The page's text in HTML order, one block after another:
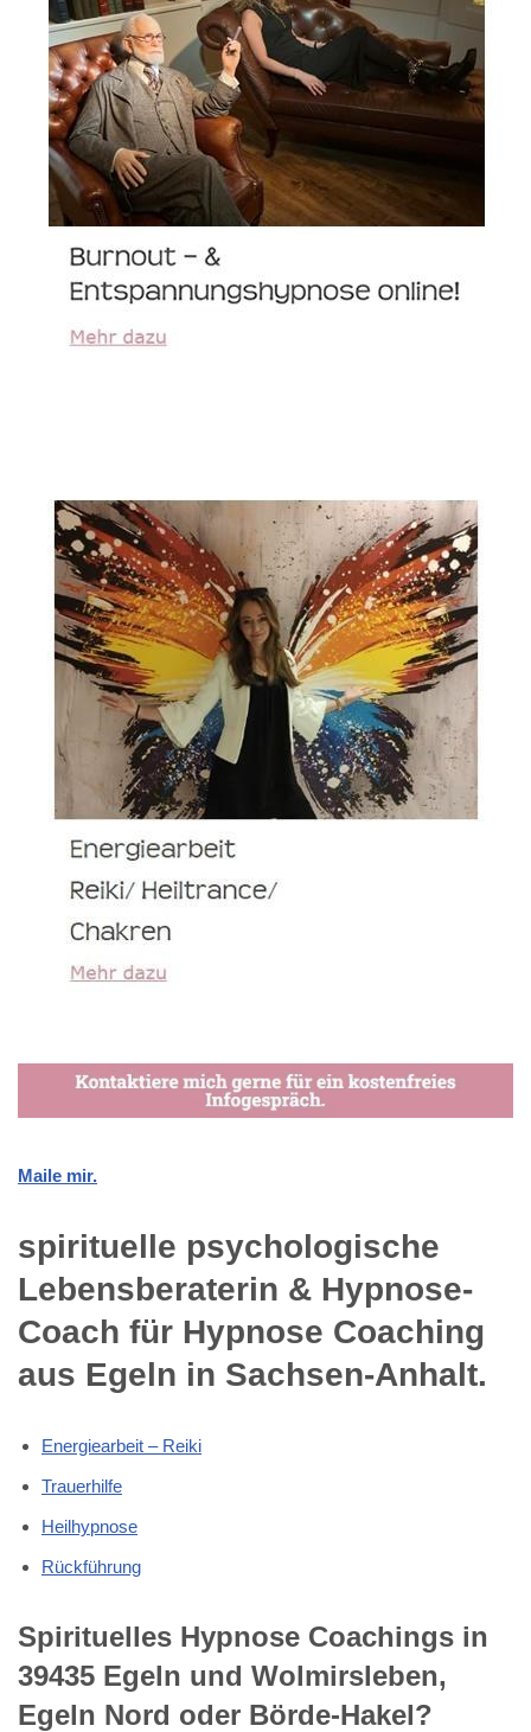
Maile mir.
spirituelle psychologische
Lebensberaterin & Hypnose-
Coach für Hypnose Coaching
aus Egeln in Sachsen-Anhalt.
Energiearbeit – Reiki
Trauerhilfe
Heilhypnose
Rückführung
Spirituelles Hypnose Coachings in
39435 Egeln und Wolmirsleben,
Egeln Nord oder Börde-Hakel?